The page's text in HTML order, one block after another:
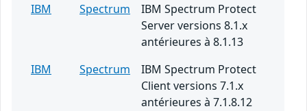
IBM Spectrum
IBM Spectrum Protect
Server versions 8.1.x
antérieures à 8.1.13
IBM
Spectrum
IBM Spectrum Protect
Client versions 7.1.x
antérieures à 7.1.8.12